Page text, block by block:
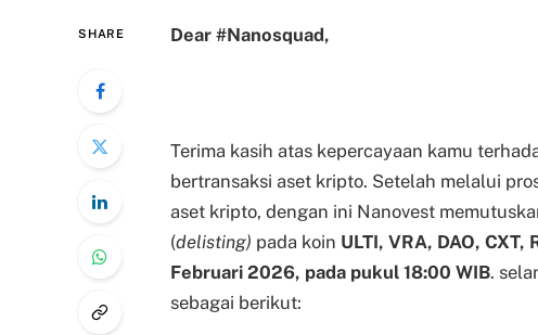
SHARE Dear #Nanosquad,
Terima kasih atas kepercayaan kamu
bertransaksi aset kripto. Setelah melalui
aset kripto, dengan ini Nanovest
(delisting) pada koin ULTI, VRA, DAO, CXT,
Februari 2026, pada pukul 18:00 WIB.
sebagai berikut: